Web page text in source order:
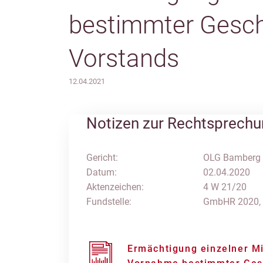
bestimmter
Vorstands
12.04.2021
Notizen zur
Gericht:
Datum:
Aktenzeichen:
Fundstelle:
OLG Bamberg
02.04.2020
4 W 21/20
GmbHR
Ermächtigung einzelner